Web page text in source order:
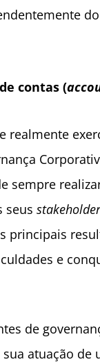
contas (
realmente
sempre
seus
principais
e
de
atuação de